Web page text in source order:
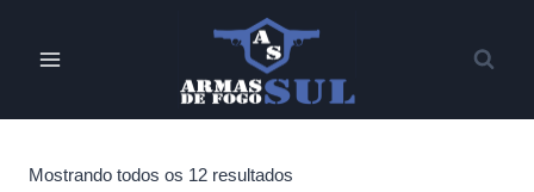
Mostrando todos os 12 resultados